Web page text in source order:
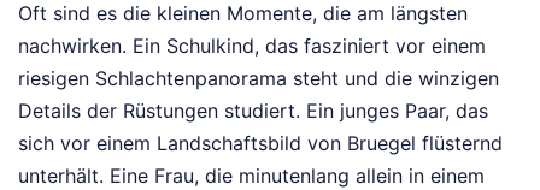
Oft sind es die kleinen Momente, die am längsten
nachwirken. Ein Schulkind, das fasziniert vor einem
riesigen Schlachtenpanorama steht und die winzigen
Details der Rüstungen studiert. Ein junges Paar, das
sich vor einem Landschaftsbild von Bruegel flüsternd
unterhält. Eine Frau, die minutenlang allein in einem